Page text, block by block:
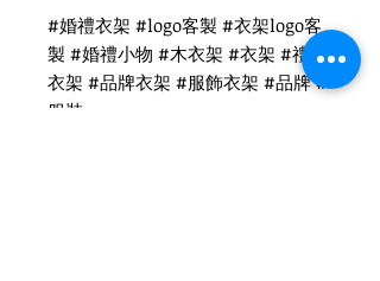
#婚禮衣架 #logo客製 #衣架logo客
製 #婚禮小物 #木衣架 #衣架 #禮品
衣架 #品牌衣架 #服飾衣架 #品牌 #
服裝